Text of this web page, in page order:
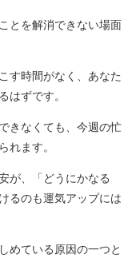
とを解消できない場面
す時間がなく、あなた
はずです。
きなくても、今週の忙
れます。
が、「どうにかなる
るのも運気アップには
めている原因の一つと